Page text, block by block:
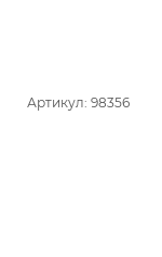
Артикул: 98356